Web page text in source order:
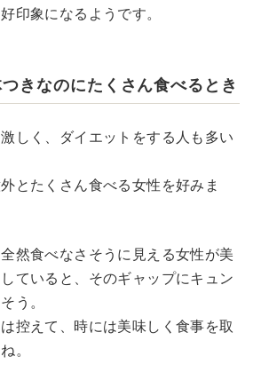
印象になるようです。
つきなのにたくさん食べるとき
しく、ダイエットをする人も多い
とたくさん食べる女性を好みま
然食べなさそうに見える女性が美
ていると、そのギャップにキュン
う。
控えて、時には美味しく食事を取
。